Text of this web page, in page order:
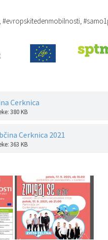
Cerknica
380 KB
Cerknica 2021
363 KB